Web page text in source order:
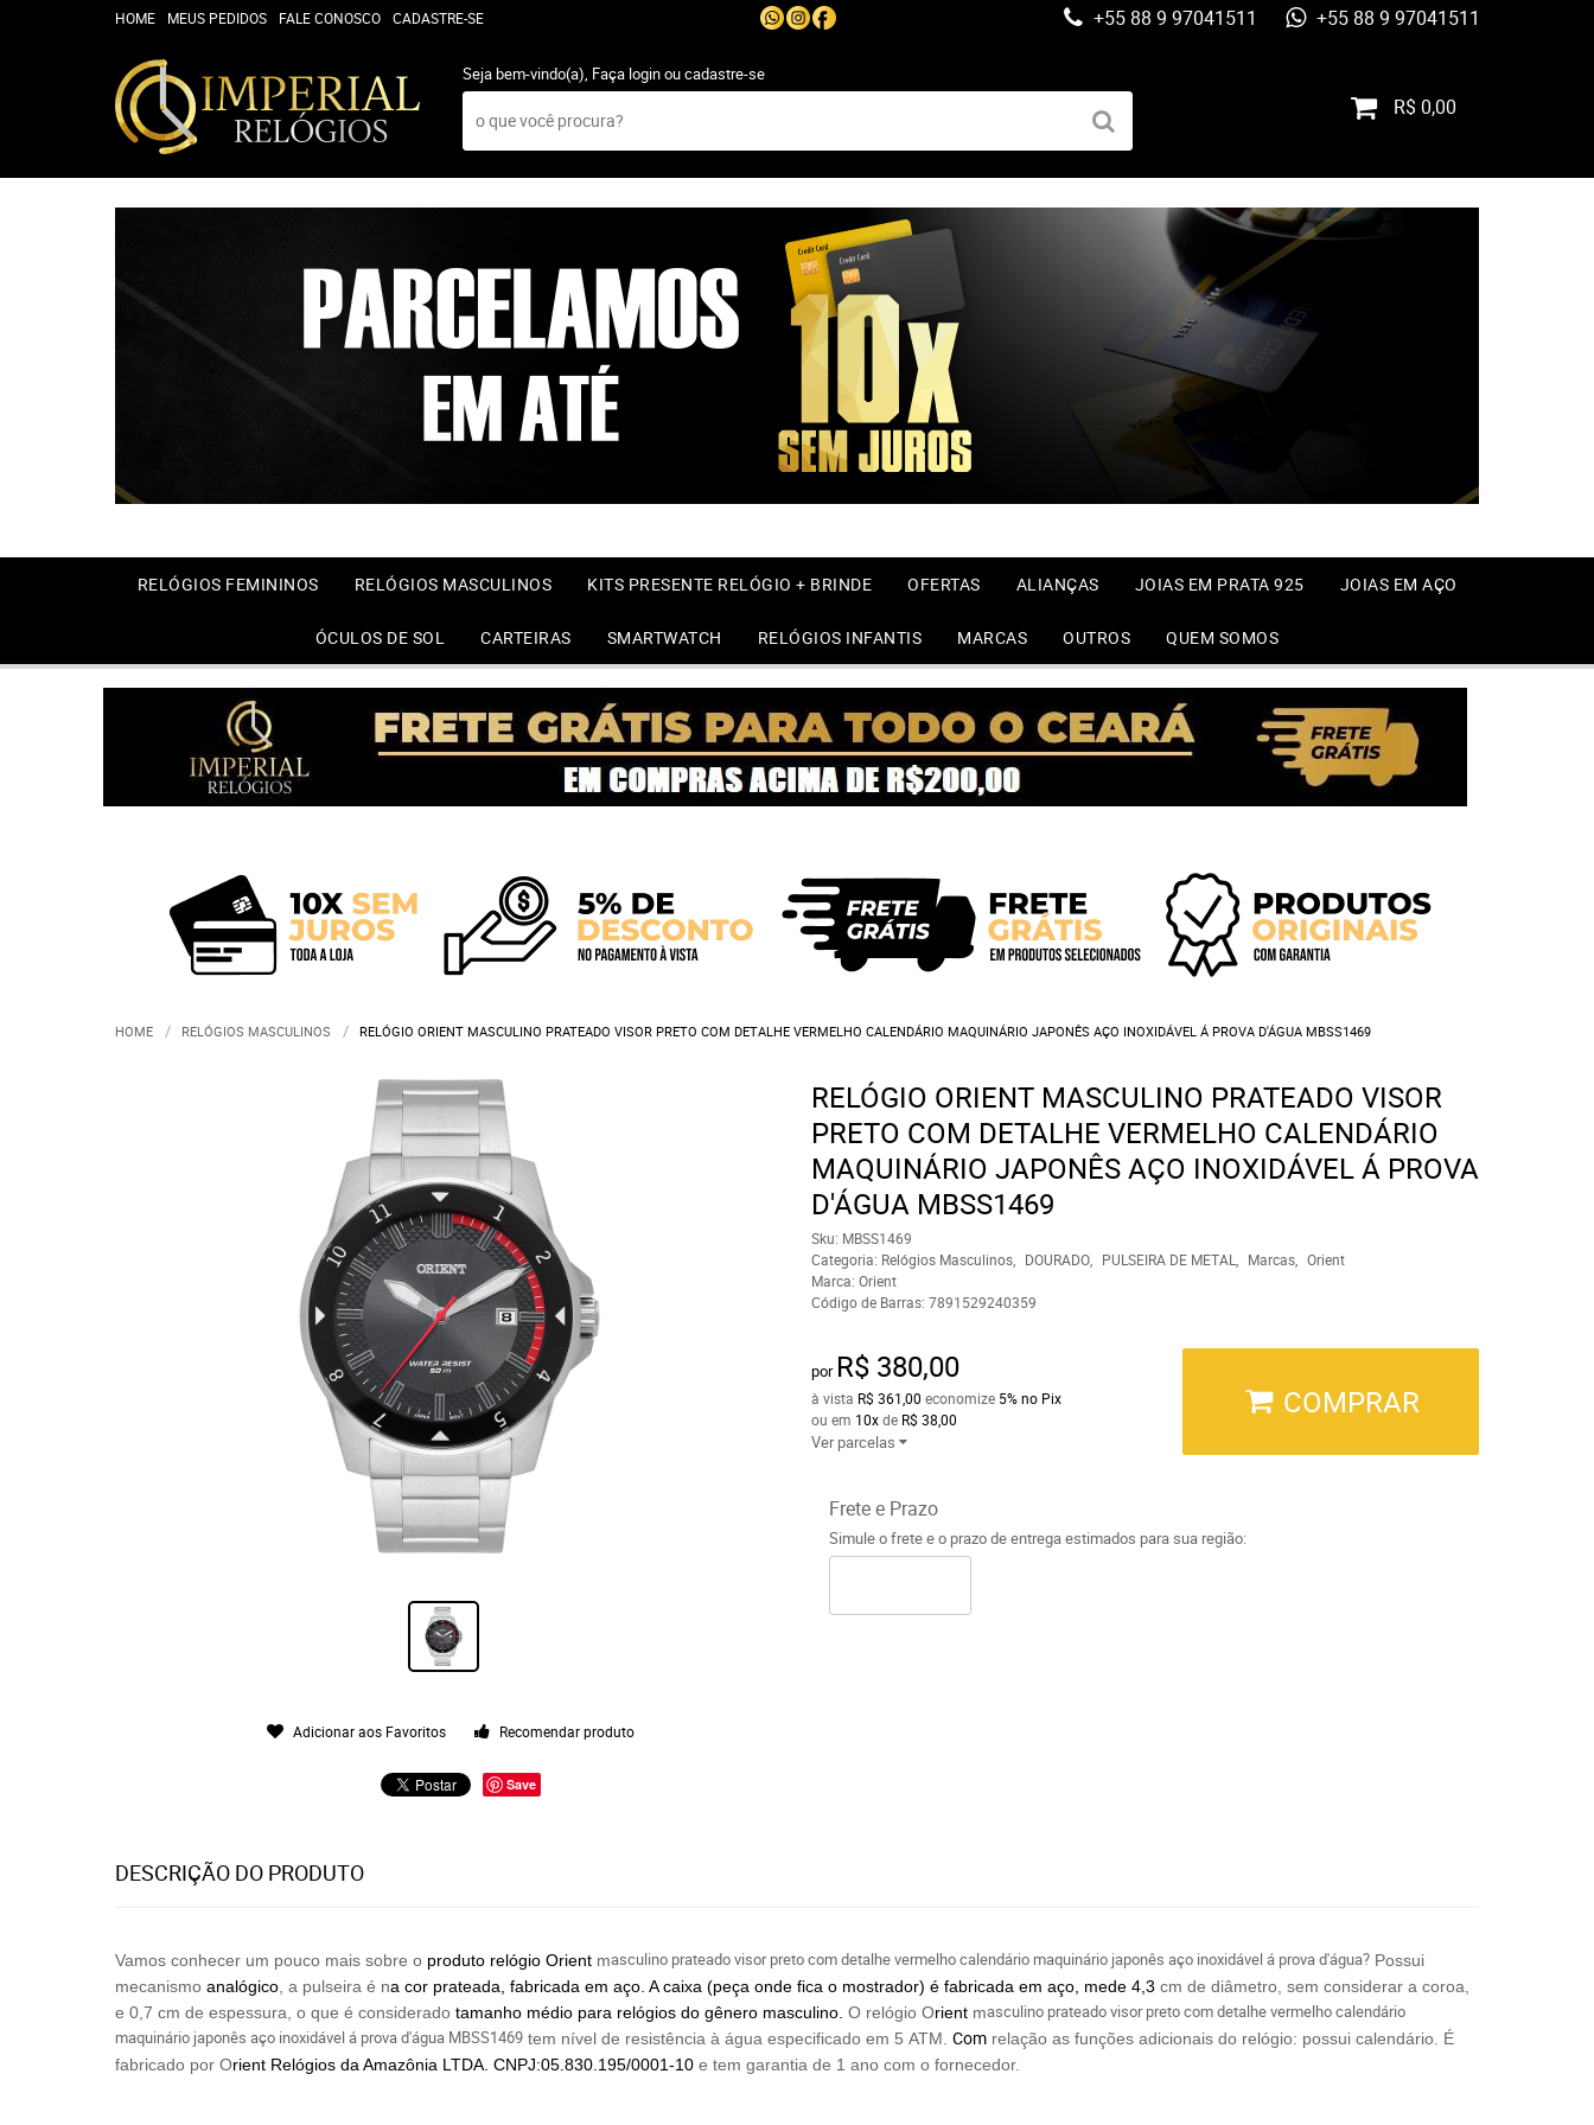
HOME MEUS PEDIDOS FALE CONOSCO CADASTRE-SE +55 88 9 97041511 +55 88 9 97041511
Seja bem-vindo(a), Faça loginoucadastre-se
R$ 0,00
RELÓGIOS FEMININOS RELÓGIOS MASCULINOS KITS PRESENTE RELÓGIO + BRINDE OFERTAS ALIANÇAS JOIAS EM PRATA 925 JOIAS EM AÇO
ÓCULOS DE SOL CARTEIRAS SMARTWATCH RELÓGIOS INFANTIS MARCAS OUTROS QUEM SOMOS
HOME RELÓGIOS MASCULINOS RELÓGIO ORIENT MASCULINO PRATEADO VISOR PRETO COM DETALHE VERMELHO CALENDÁRIO MAQUINÁRIO JAPONÊS AÇO INOXIDÁVEL Á PROVA D'ÁGUA MBSS1469
Adicionar aos Favoritos Recomendar produto
Save
RELÓGIO ORIENT MASCULINO PRATEADO VISOR
PRETO COM DETALHE VERMELHO CALENDÁRIO
MAQUINÁRIO JAPONÊS AÇO INOXIDÁVEL Á PROVA
D'ÁGUA MBSS1469
Sku: MBSS1469
Categoria: Relógios Masculinos DOURADO PULSEIRA DE METAL Marcas
Orient
Marca: Orient
Código de Barras: 7891529240359
por R$ 380,00
à vista R$ 361,00 economize 5% no Pix
ou em 10xde R$ 38,00
Ver parcelas
COMPRAR
Frete e Prazo
Simule o frete e o prazo de entrega estimados para sua região:
DESCRIÇÃO DO PRODUTO
Vamos conhecer um pouco mais sobre o produto relógio Orient masculino prateado visor preto com detalhe vermelho calendário maquinário japonês aço inoxidável á prova d'água? Possui
mecanismo analógico , a pulseira é na cor prateada, fabricada em aço. A caixa (peça onde fica o mostrador) é fabricada em aço, mede 4,3 cm de diâmetro, sem considerar a coroa,
e 0,7 cm de espessura, o que é considerado tamanho médio para relógios do gênero masculino. O relógio Orient masculino prateadovisor preto com detalhe vermelho calendário
maquinário japonês aço inoxidável á prova d'água MBSS1469 tem nível de resistência à água especificado em 5 ATM. Com relação as funções adicionais do relógio: possui calendário. É
fabricado por Orient Relógios da Amazônia LTDA. CNPJ:05.830.195/0001-10 e tem garantia de 1 ano com o fornecedor.